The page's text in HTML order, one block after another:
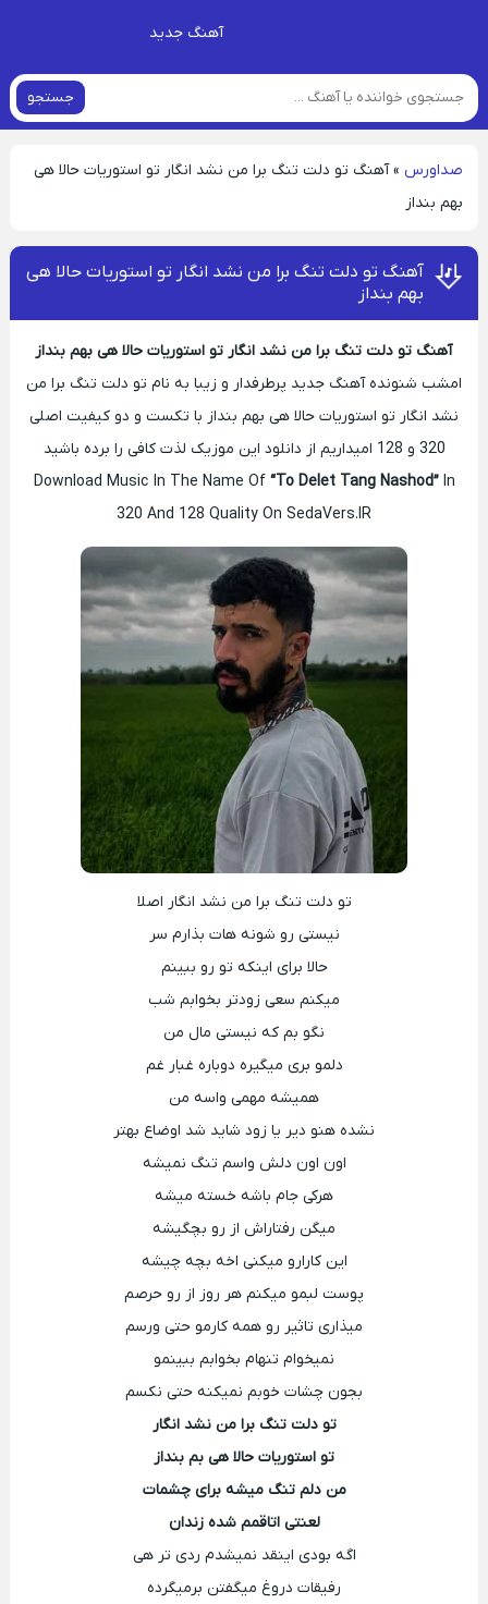
آهنگ جدید
جستجو
صداورس »آهنگ تو دلت تنگ برا من نشد انگار تو استوریات حالا هی
بهم بنداز
آهنگ تو دلت تنگ برا من نشد انگار تو استوریات حالا هی
بهم بنداز
آهنگ تو دلت تنگ برا من نشد انگار تو استوریات حالا هی بهم بنداز
امشب شنونده آهنگ جدید پرطرفدار و زیبا به نام تو دلت تنگ برا من
نشد انگار تو استوریات حالا هی بهم بنداز با تکست و دو کیفیت اصلی
320 و 128 امیداریم از دانلود این موزیک لذت کافی را برده باشید
Download Music In The Name Of “To Delet Tang Nashod”In
320 And 128 Quality On SedaVers.IR
تو دلت تنگ برا من نشد انگار اصلا
نیستی رو شونه هات بذارم سر
حالا برای اینکه تو رو ببینم
میکنم سعی زودتر بخوابم شب
نگو بم که نیستی مال من
دلمو بری میگیره دوباره غبار غم
همیشه مهمی واسه من
نشده هنو دیر یا زود شاید شد اوضاع بهتر
اون اون دلش واسم تنگ نمیشه
هرکی جام باشه خسته میشه
میگن رفتاراش از رو بچگیشه
این کارارو میکنی اخه بچه چیشه
پوست لبمو میکنم هر روز از رو حرصم
میذاری تاثیر رو همه کارمو حتی ورسم
نمیخوام تنهام بخوابم ببینمو
بجون چشات خوبم نمیکنه حتی نکسم
تو دلت تنگ برا من نشد انگار
تو استوریات حالا هی بم بنداز
من دلم تنگ میشه برای چشمات
لعنتی اتاقمم شده زندان
اگه بودی اینقد نمیشدم ردی تر هی
رفیقات دروغ میگفتن برمیگرده